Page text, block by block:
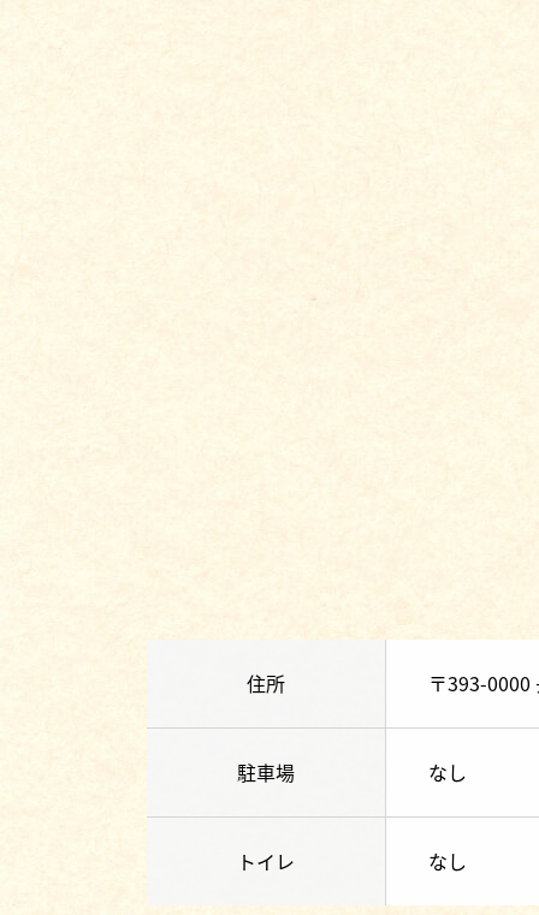
住所 〒393-0000
駐車場 なし
トイレ なし